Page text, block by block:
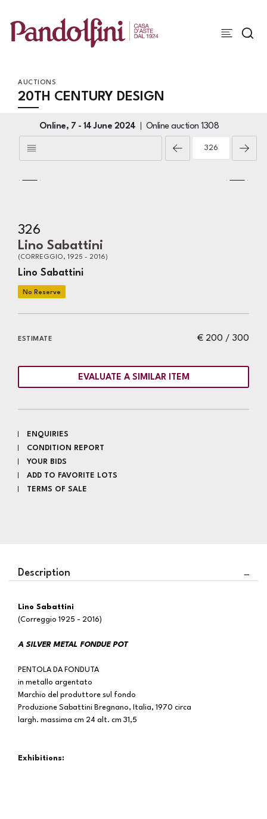
AUCTIONS
20TH CENTURY DESIGN
Online, 7 - 14 June 2024 Online auction1308
326
Lino Sabattini
(CORREGGIO, 1925 - 2016)
Lino Sabattini
€ 200 / 300
ESTIMATE
EVALUATE A SIMILAR ITEM
ENQUIRIES
CONDITION REPORT
YOUR BIDS
ADD TO FAVORITE LOTS
TERMS OF SALE
Description
Lino Sabattini
(Correggio 1925 - 2016)
A SILVER METAL FONDUE POT
PENTOLA DA FONDUTA
in metallo argentato
Marchio del produttore sul fondo
Produzione Sabattini Bregnano, Italia, 1970 circa
largh. massima cm 24 alt. cm 31,5
Exhibitions: